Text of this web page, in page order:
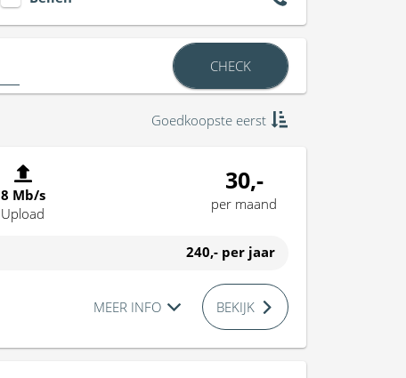
CHECK
Goedkoopste eerst
8 Mb/s
Upload
30,-
per maand
240,- per jaar
MEER INFO BEKIJK